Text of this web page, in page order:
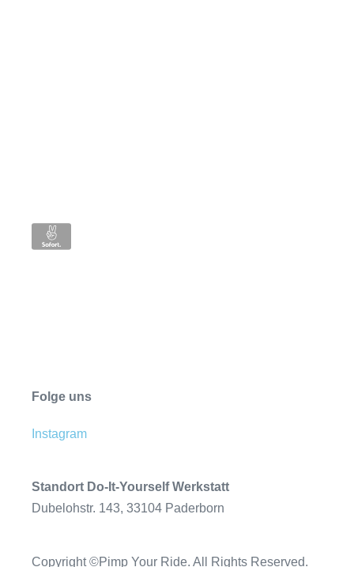
Folge uns
Instagram
Standort Do-It-Yourself Werkstatt
Dubelohstr. 143, 33104 Paderborn
Copyright ©Pimp Your Ride. All Rights Reserved.